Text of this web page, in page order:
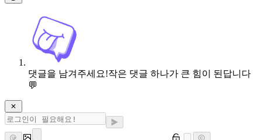
댓글을 남겨주세요!작은 댓글 하나가 큰 힘이 된답니다
💬